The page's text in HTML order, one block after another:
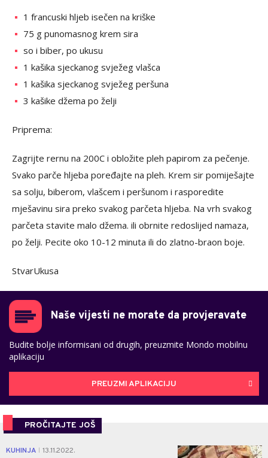
1 francuski hljeb isečen na kriške
75 g punomasnog krem sira
so i biber, po ukusu
1 kašika sjeckanog svježeg vlašca
1 kašika sjeckanog svježeg peršuna
3 kašike džema po želji
Priprema:
Zagrijte rernu na 200C i obložite pleh papirom za pečenje.
Svako parče hljeba poređajte na pleh. Krem sir pomiješajte
sa solju, biberom, vlašcem i peršunom i rasporedite
mješavinu sira preko svakog parčeta hljeba. Na vrh svakog
parčeta stavite malo džema. ili obrnite redoslijed namaza,
po želji. Pecite oko 10-12 minuta ili do zlatno-braon boje.
StvarUkusa
Naše vijesti ne morate da provjeravate
Budite bolje informisani od drugih, preuzmite Mondo mobilnu
aplikaciju
PREUZMI APLIKACIJU
PROČITAJTE JOŠ
KUHINJA 13.11.2022. 0